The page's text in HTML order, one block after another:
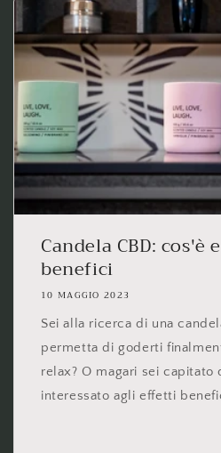
Candela CBD: cos'è
benefici
10 MAGGIO 2023
Sei alla ricerca di una
permetta di goderti
relax? O magari sei capitato
interessato agli effetti